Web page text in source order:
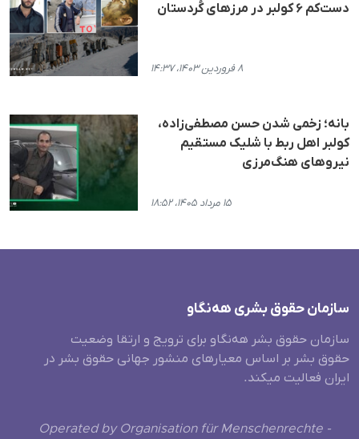
دست‌کم ۶ کولبر در مرزهای کُردستان
۸ فروردین ۱۴۰۳، ۱۴:۳۷
بانه؛ زخمی شدن حسن مصطفی‌زاده،
کولبر اهل ربط با شلیک مستقیم
نیروهای هنگ‌مرزی
۱۵ مرداد ۱۴۰۵، ۱۸:۵۲
سازمان حقوق بشری هەنگاو
سازمان حقوق بشر هه‌نگاو برای ترویج و ارتقا وضعیت
حقوق بشر بر اساس معیارهای منشور جهانی حقوق بشر در
ایران فعالیت میکند.
Operated by Organisation für Menschenrechte -